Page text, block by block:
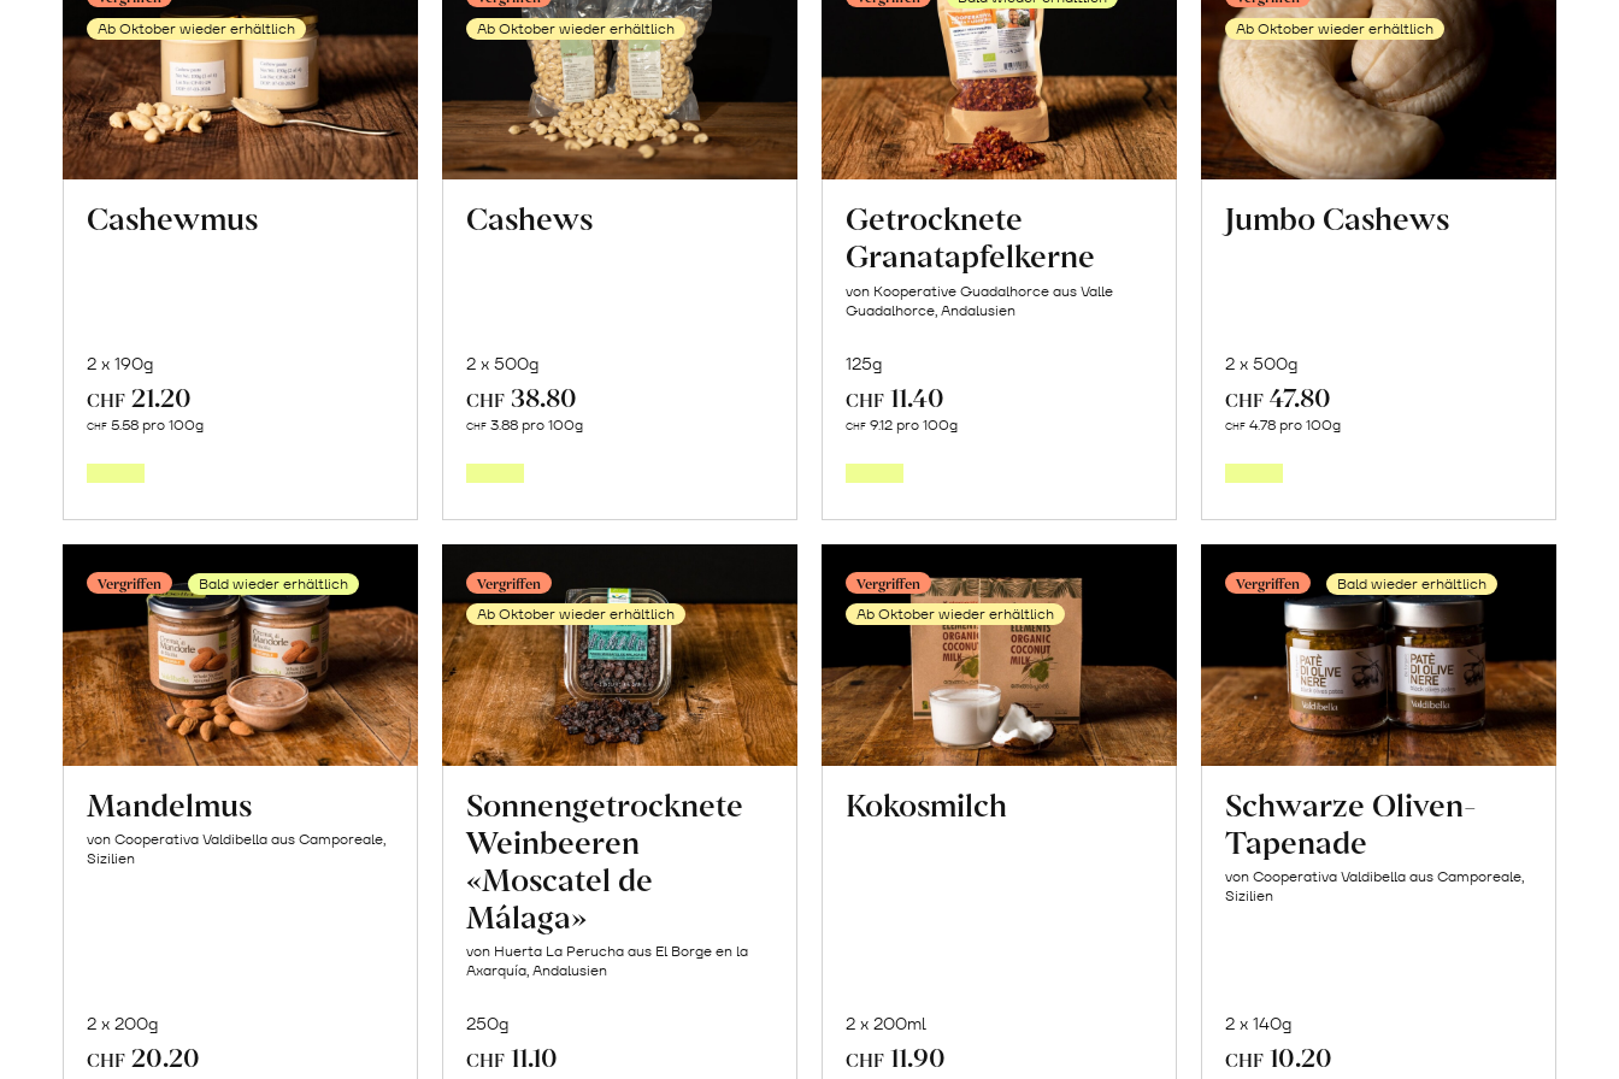
Hartweizen
erfahren
erfahren
erfahren
Ab Oktober wieder erhältlich
Cashewmus
2 x 190g
CHF 21.20
CHF 5.58 pro 100g
erfahren
Ab Oktober wieder erhältlich
Cashews
2 x 500g
CHF 38.80
CHF 3.88 pro 100g
erfahren
Getrocknete
Granatapfelkerne
von Kooperative Guadalhorce aus Valle
Guadalhorce, Andalusien
125g
CHF 11.40
CHF 9.12 pro 100g
Granatapfelkerne
erfahren
Ab Oktober wieder erhältlich
Jumbo Cashews
2 x 500g
CHF 47.80
CHF 4.78 pro 100g
Cashews
erfahren
Vergriffen Bald wieder erhältlich
Mandelmus
von Cooperativa Valdibella aus Camporeale,
Sizilien
2 x 200g
CHF 20.20
Vergriffen
Ab Oktober wieder erhältlich
Sonnengetrocknete
Weinbeeren
«Moscatel de
Málaga»
von Huerta La Perucha aus El Borge en la
Axarquía, Andalusien
250g
CHF 11.10
Vergriffen
Ab Oktober wieder erhältlich
Kokosmilch
2 x 200ml
CHF 11.90
Vergriffen Bald wieder erhältlich
Schwarze Oliven-
Tapenade
von Cooperativa Valdibella aus Camporeale,
Sizilien
2 x 140g
CHF 10.20